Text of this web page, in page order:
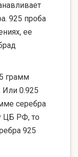
925 проба
ее
грамм
Или 0.925
серебра
ЦБ РФ, то
925